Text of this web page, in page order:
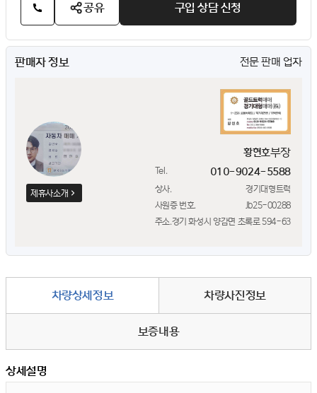
공유 구입 상담 신청
판매자 정보 전문 판매 업자
제휴사소개
황현호부장
Tel. 010-9024-5588
상사.
경기대형트럭
사원증 번호.
Jb25-00288
주소.경기 화성시 양감면 초록로 594-63
차량상세정보 차량사진정보
보증내용
상세설명